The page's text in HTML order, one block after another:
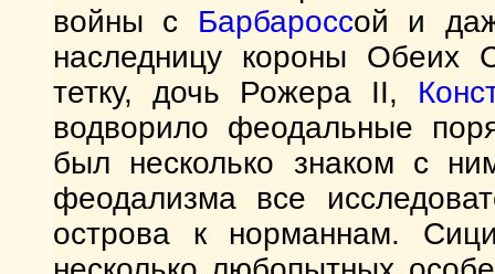
войны с Барбароссой и
наследницу короны Обеих
тетку, дочь Рожера II,
водворило феодальные
был несколько знаком с
феодализма все
острова к норманнам.